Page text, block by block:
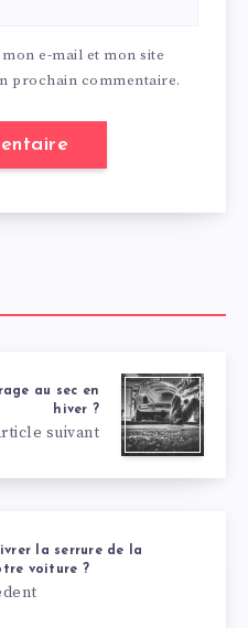
e-mail et mon site
prochain commentaire.
au sec en
hiver ?
suivant
la serrure de la
voiture ?